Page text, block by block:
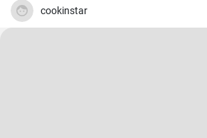
cookinstar